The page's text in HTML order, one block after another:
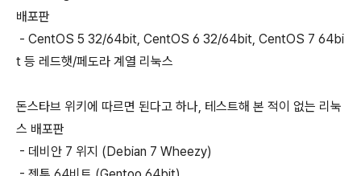
배포판
- CentOS 5 32/64bit, CentOS 6 32/64bit, CentOS 7 64bi
t 등 레드햇/페도라 계열 리눅스
돈스타브 위키에 따르면 된다고 하나, 테스트해 본 적이 없는 리눅
스 배포판
- 데비안 7 위지 (Debian 7 Wheezy)